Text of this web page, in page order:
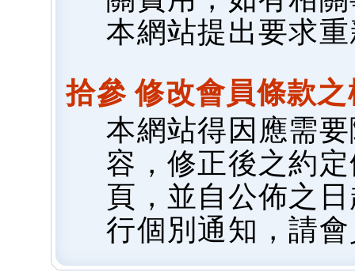
本網站提出要求
拾參 修改會員條款
本網站得因應需
容，修正後之約
頁，並自公佈之
行個別通知，請